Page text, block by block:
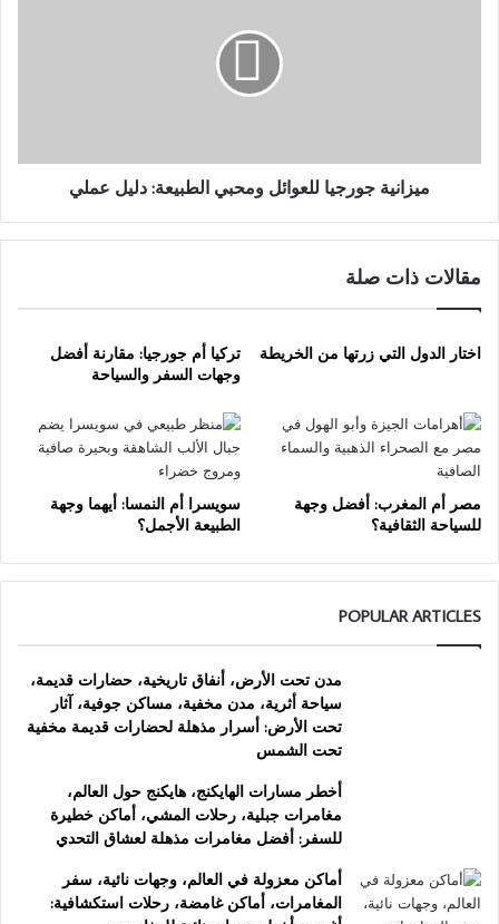
ميزانية جورجيا للعوائل ومحبي الطبيعة: دليل عملي
مقالات ذات صلة
اختار الدول التي زرتها من الخريطة
تركيا أم جورجيا: مقارنة أفضل
وجهات السفر والسياحة
مصر أم المغرب: أفضل وجهة
للسياحة الثقافية؟
سويسرا أم النمسا: أيهما وجهة
الطبيعة الأجمل؟
POPULAR ARTICLES
مدن تحت الأرض، أنفاق تاريخية، حضارات قديمة،
سياحة أثرية، مدن مخفية، مساكن جوفية، آثار
تحت الأرض: أسرار مذهلة لحضارات قديمة مخفية
تحت الشمس
أخطر مسارات الهايكنج، هايكنج حول العالم،
مغامرات جبلية، رحلات المشي، أماكن خطيرة
للسفر: أفضل مغامرات مذهلة لعشاق التحدي
أماكن معزولة في العالم، وجهات نائية، سفر
المغامرات، أماكن غامضة، رحلات استكشافية: